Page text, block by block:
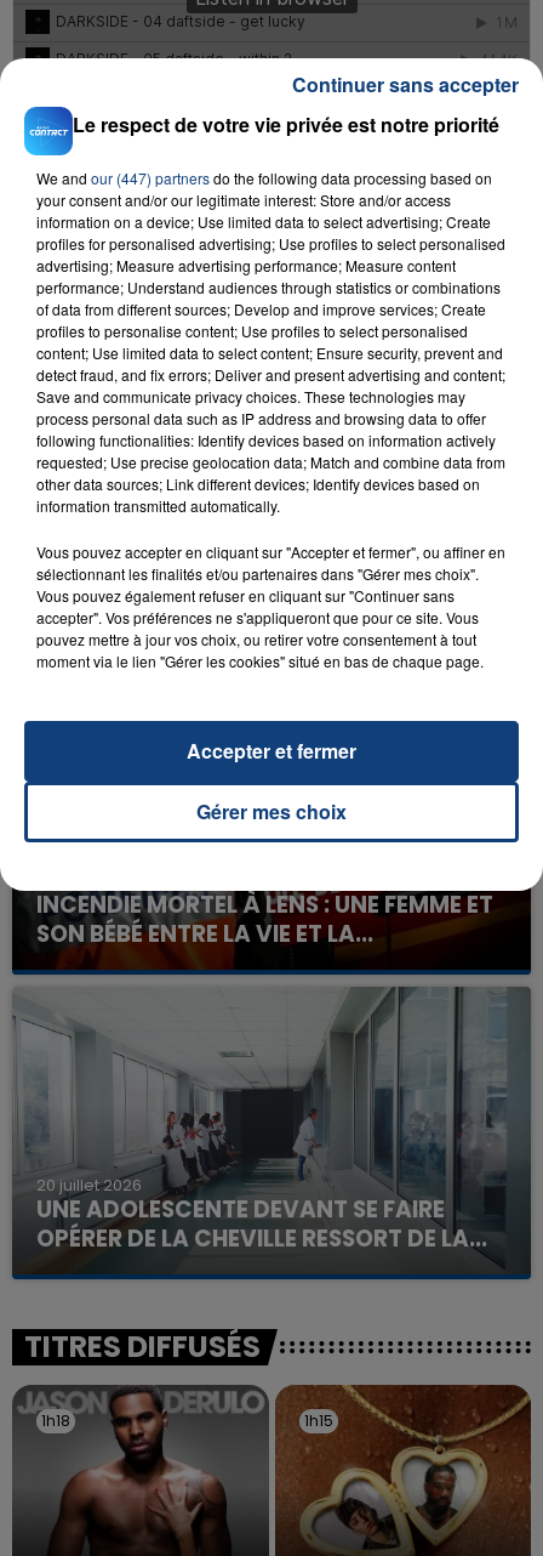
Wiggle (feat Snoop Dogg)
JASON DERULO
RADIO CONTACT
FIL D'ACTU
INCENDIE MORTEL À LENS : UNE FEMME ET
SON BÉBÉ ENTRE LA VIE ET LA...
Un homme s'est immolé par le feu après avoir
aspergé sa compagne et leur bébé de trois mois
d'un liquide inflammable.
20 juillet 2026
UNE ADOLESCENTE DEVANT SE FAIRE
OPÉRER DE LA CHEVILLE RESSORT DE LA...
La famille a porté plainte contre la clinique qui a
excuses.
TITRES DIFFUSÉS
1h18
1h18 1h15
1h15
Le respect de votre vie privée est notre priorité
We and our (447) partnersdo the following data processing based on
your consent and/or our legitimate interest: Store and/or access
information on a device; Use limited data to select advertising; Create
profiles for personalised advertising; Use profiles to select personalised
advertising; Measure advertising performance; Measure content
performance; Understand audiences through statistics or combinations
of data from different sources; Develop and improve services; Create
profiles to personalise content; Use profiles to select personalised
content; Use limited data to select content; Ensure security, prevent and
detect fraud, and fix errors; Deliver and present advertising and content;
Save and communicate privacy choices. These technologies may
process personal data such as IP address and browsing data to offer
following functionalities: Identify devices based on information actively
requested; Use precise geolocation data; Match and combine data from
other data sources; Link different devices; Identify devices based on
information transmitted automatically.
Vous pouvez accepter en cliquant sur "Accepter et fermer", ou affiner en
sélectionnant les finalités et/ou partenaires dans "Gérer mes choix".
Vous pouvez également refuser en cliquant sur "Continuer sans
accepter". Vos préférences ne s'appliqueront que pour ce site. Vous
pouvez mettre à jour vos choix, ou retirer votre consentement à tout
moment via le lien "Gérer les cookies" situé en bas de chaque page.
Gérer mes choix
Accepter et fermer
Continuer sans accepter